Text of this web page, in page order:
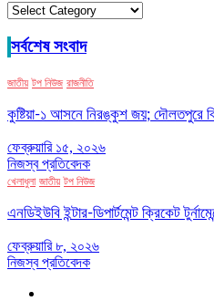
ক্যাটাগরি
সর্বশেষ সংবাদ
জাতীয় টপ নিউজ রাজনীতি
কুষ্টিয়া-১ আসনে নিরঙ্কুশ জয়; দৌলতপুরে
ফেব্রুয়ারি ১৫, ২০২৬
নিজস্ব প্রতিবেদক
খেলাধুলা জাতীয় টপ নিউজ
এনডিইউবি ইন্টার-ডিপার্টমেন্ট ক্রিকেট
ফেব্রুয়ারি ৮, ২০২৬
নিজস্ব প্রতিবেদক